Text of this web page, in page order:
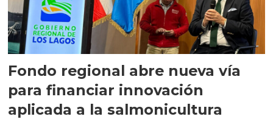
Fondo regional abre nueva vía
para financiar innovación
aplicada a la salmonicultura